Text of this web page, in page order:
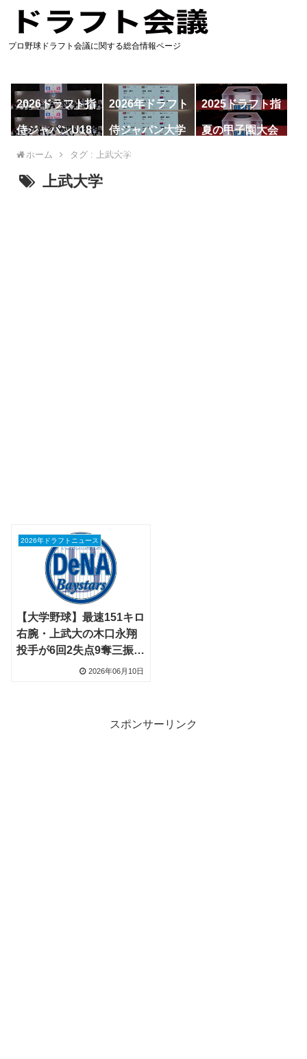
プロ野球ドラフト会議に関する総合情報ページ
2026ドラフト指
名予想
2026年ドラフト
候補
2025ドラフト指
名一覧
侍ジャパンU18
代表
侍ジャパン大学
代表
夏の甲子園大会
ホーム タグ : 上武大学
上武大学
2026年ドラフトニュース
【大学野球】最速151キロ
右腕・上武大の木口永翔
投手が6回2失点9奪三振も
初戦敗退、DeNAスカウ
2026年06月10日
スポンサーリンク